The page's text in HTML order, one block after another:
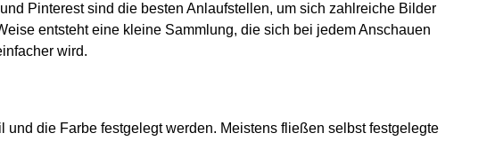
Pinterest sind die besten Anlaufstellen, um sich zahlreiche Bilder
entsteht eine kleine Sammlung, die sich bei jedem Anschauen
wird.
die Farbe festgelegt werden. Meistens fließen selbst festgelegte